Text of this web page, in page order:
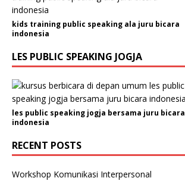
kids training public speaking ala juru bicara
indonesia
LES PUBLIC SPEAKING JOGJA
les public speaking jogja bersama juru bicara
indonesia
RECENT POSTS
Workshop Komunikasi Interpersonal